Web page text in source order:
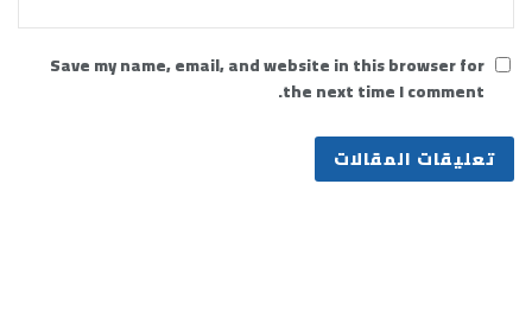
Save my name, email, and website in this browser for
the next time I comment.